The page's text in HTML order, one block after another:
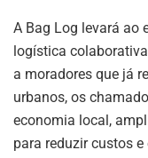
A Bag Log levará ao
logística
a moradores que já
urbanos, os
economia local,
para reduzir custos e